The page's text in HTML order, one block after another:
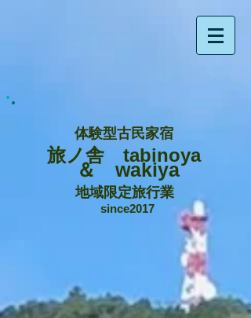
体験型古民家宿
旅ノ舎 tabinoya
＆ wakiya
地域限定旅行業
since2017